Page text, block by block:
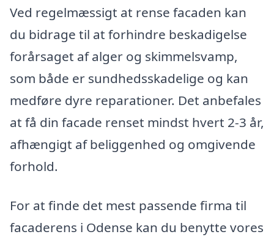
Ved regelmæssigt at rense facaden kan
du bidrage til at forhindre beskadigelse
forårsaget af alger og skimmelsvamp,
som både er sundhedsskadelige og kan
medføre dyre reparationer. Det anbefales
at få din facade renset mindst hvert 2-3 år,
afhængigt af beliggenhed og omgivende
forhold.
For at finde det mest passende firma til
facaderens i Odense kan du benytte vores